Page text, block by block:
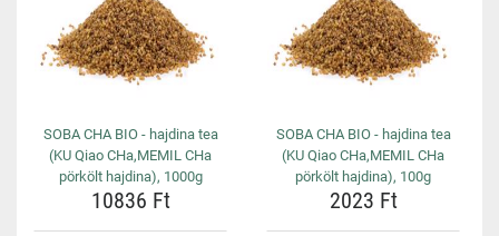
SOBA CHA BIO - hajdina tea
(KU Qiao CHa,MEMIL CHa
pörkölt hajdina), 1000g
10836 Ft
SOBA CHA BIO - hajdina tea
(KU Qiao CHa,MEMIL CHa
pörkölt hajdina), 100g
2023 Ft